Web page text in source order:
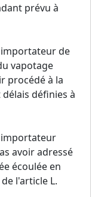
prévu à
de
vapotage
procédé à la
définies à
importateur
avoir adressé
écoulée en
l'article L.